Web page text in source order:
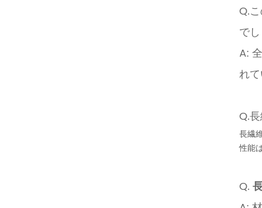
Q.
で
A:
れ
Q.
長繊
性能
Q.